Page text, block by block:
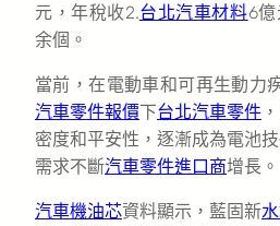
元，年稅收2.台北汽車材料6
余個。
當前，在電動車和可再生動力
汽車零件報價下台北汽車零件
密度和平安性，逐漸成為電池
需求不斷汽車零件進口商增長。
汽車機油芯資料顯示，藍固新